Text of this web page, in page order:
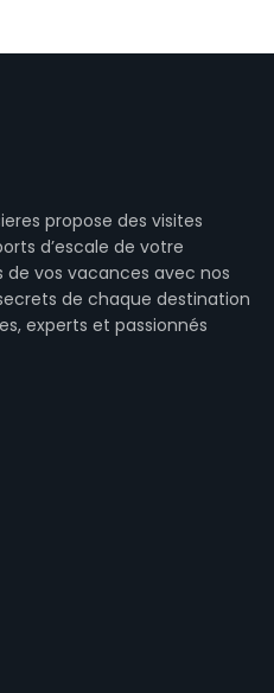
propose des visites
d’escale de votre
de vos vacances avec nos
de chaque destination
experts et passionnés